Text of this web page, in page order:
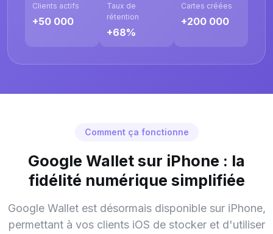
Clients actifs
+50 000
Taux de
rétention
+68%
Cartes créées
+200 000
Comment ça fonctionne
Google Wallet sur iPhone : la
fidélité numérique simplifiée
Google Wallet est désormais disponible sur iPhone,
permettant à vos clients iOS de stocker et d'utiliser